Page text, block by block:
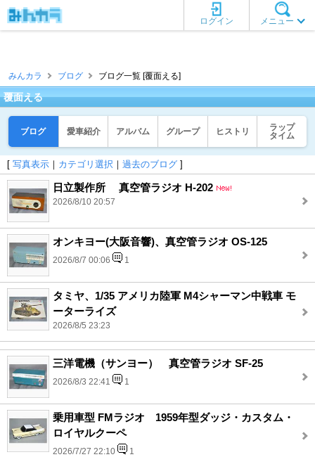
メニュー
ログイン
みんカラ ブログ ブログ一覧 [覆面える]
覆面える
ブログ 愛車紹介 アルバム グループ ヒストリ
ラップ
タイム
[ 写真表示 ｜ カテゴリ選択 ｜ 過去のブログ ]
日立製作所 真空管ラジオ H-202
2026/8/10 20:57
オンキヨー(大阪音響)、真空管ラジオ OS-125
2026/8/7 00:06 1
タミヤ、1/35 アメリカ陸軍 M4シャーマン中戦車 モ
ーターライズ
2026/8/5 23:23
三洋電機（サンヨー） 真空管ラジオ SF-25
2026/8/3 22:41 1
乗用車型 FMラジオ 1959年型ダッジ・カスタム・
ロイヤルクーペ
2026/7/27 22:10 1